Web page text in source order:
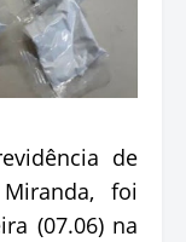
de
foi
(07.06) na